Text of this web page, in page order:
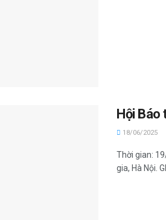
Hội Báo
18/06/2025
Thời gian:
gia, Hà Nội.